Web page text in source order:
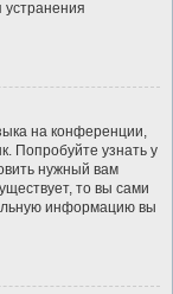
на конференции,
Попробуйте узнать у
нужный вам
то вы сами
информацию вы